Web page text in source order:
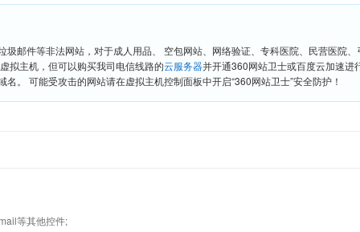
邮件等非法网站，对于成人用品、 空包网站、网络验证、专科医院、民营医院
拟主机，但可以购买我司电信线路的云服务器并开通360网站卫士或百度云加速进
。 可能受攻击的网站请在虚拟主机控制面板中开启“360网站卫士”安全防护！
等其他控件;